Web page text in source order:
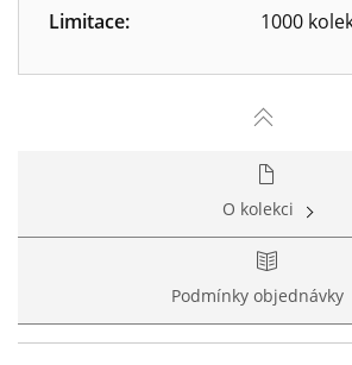
Limitace:
1000
O kolekci
Podmínky objednávky